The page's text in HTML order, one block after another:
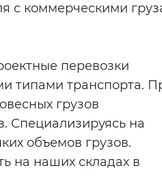
с коммерческими
перевозки
типами транспорта.
грузов
Специализируясь на
объемов грузов.
на наших складах в